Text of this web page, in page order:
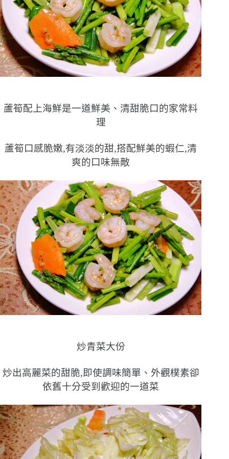
蘆筍配上海鮮是一道鮮美、清甜脆口的家常料
理
蘆筍口感脆嫩,有淡淡的甜,搭配鮮美的蝦仁,清
爽的口味無敵
炒青菜大份
炒出高麗菜的甜脆,即使調味簡單、外觀樸素卻
依舊十分受到歡迎的一道菜